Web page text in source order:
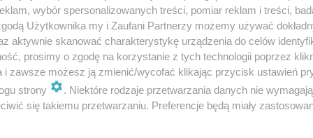
elementem zmian, byłoby istotne zazielenienie
od miejsca miałby szerokość mniej więcej od 8 do
wysokich drzew
wybór spersonalizowanych treści, pomiar reklam i treści,
Użytkownika my i Zaufani Partnerzy możemy używać
aktywnie skanować charakterystykę urządzenia do celów
prosimy o zgodę na korzystanie z tych technologii poprzez
i zawsze możesz ją zmienić/wycofać klikając przycisk ustawień
strony
. Niektóre rodzaje przetwarzania danych nie
się takiemu przetwarzaniu. Preferencje będą miały